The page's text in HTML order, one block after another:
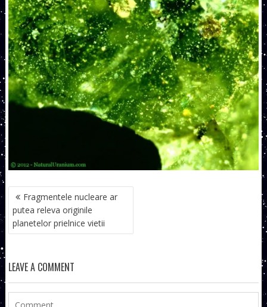
NAVIGARE
ÎN
ARTICOLE
Fragmentele nucleare ar
putea releva originile
planetelor prielnice vietii
LEAVE A COMMENT